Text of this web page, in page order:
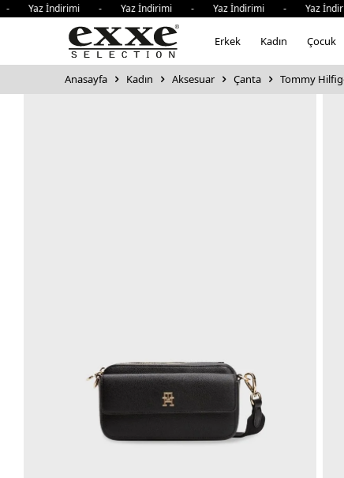
İndirimi - Yaz İndirimi - Yaz İndirimi - Yaz
Erkek Kadın Çocuk
Anasayfa Kadın Aksesuar Çanta Tommy